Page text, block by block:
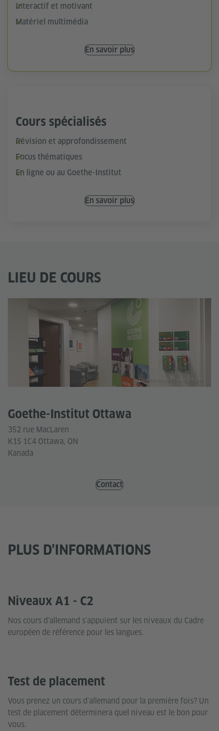
Interactif et motivant
Matériel multimédia
En savoir plus
Cours spécialisés
Révision et approfondissement
Focus thématiques
En ligne ou au Goethe-Institut
En savoir plus
LIEU DE COURS
Goethe-Institut Ottawa
352 rue MacLaren
K1S 1C4 Ottawa, ON
Kanada
© Goethe-Institut / Nadja Furth
Contact
PLUS D'INFORMATIONS
Niveaux A1 - C2
Nos cours d'allemand s'appuient sur les niveaux du Cadre
européen de référence pour les langues.
Test de placement
Vous prenez un cours d'allemand pour la première fois? Un
test de placement déterminera quel niveau est le bon pour
vous.